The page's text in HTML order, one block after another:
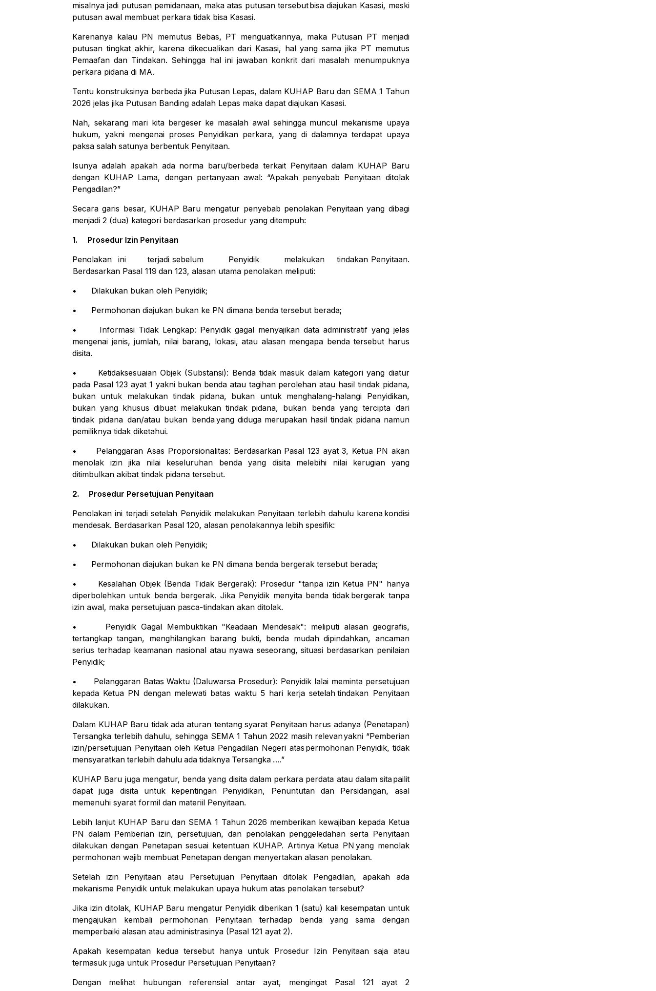
misalnya jadi putusan pemidanaan, maka atas putusan tersebutbisa diajukan Kasasi, meski
putusan awal membuat perkara tidak bisa Kasasi.
Karenanya kalau PN memutus Bebas, PT menguatkannya, maka Putusan PT menjadi
putusan tingkat akhir, karena dikecualikan dari Kasasi, hal yang sama jika PT memutus
Pemaafan dan Tindakan. Sehingga hal ini jawaban konkrit dari masalah menumpuknya
perkara pidana di MA.
Tentu konstruksinya berbeda jika Putusan Lepas, dalam KUHAP Baru dan SEMA 1 Tahun
2026 jelas jika Putusan Banding adalah Lepas maka dapat diajukan Kasasi.
Nah, sekarang mari kita bergeser ke masalah awal sehingga muncul mekanisme upaya
hukum, yakni mengenai proses Penyidikan perkara, yang di dalamnya terdapat upaya
paksa salah satunya berbentuk Penyitaan.
Isunya adalah apakah ada norma baru/berbeda terkait Penyitaan dalam KUHAP Baru
dengan KUHAP Lama, dengan pertanyaan awal: “Apakah penyebab Penyitaan ditolak
Pengadilan?”
Secara garis besar, KUHAP Baru mengatur penyebab penolakan Penyitaan yang dibagi
menjadi 2 (dua) kategori berdasarkan prosedur yang ditempuh:
1.
Prosedur Izin Penyitaan
Penolakan ini terjadi sebelum Penyidik melakukan tindakan Penyitaan.
Berdasarkan Pasal 119 dan 123, alasan utama penolakan meliputi:
•
Dilakukan bukan oleh Penyidik;
•
Permohonan diajukan bukan ke PN dimana benda tersebut berada;
•
Informasi Tidak Lengkap: Penyidik gagal menyajikan data administratif yang jelas
mengenai jenis, jumlah, nilai barang, lokasi, atau alasan mengapa benda tersebut harus
disita.
•
Ketidaksesuaian Objek (Substansi): Benda tidak masuk dalam kategori yang diatur
pada Pasal 123 ayat 1 yakni bukan benda atau tagihan perolehan atau hasil tindak pidana,
bukan untuk melakukan tindak pidana, bukan untuk menghalang-halangi
Penyidikan,
bukan yang khusus dibuat melakukan tindak pidana, bukan benda yang tercipta dari
tindak pidana dan/atau bukan bendayang diduga merupakan hasil tindak pidana namun
pemiliknya tidak diketahui.
•
Pelanggaran Asas Proporsionalitas: Berdasarkan Pasal 123 ayat 3, Ketua PN akan
menolak
izin jika nilai keseluruhan benda yang disita melebihi nilai kerugian
yang
ditimbulkan akibat tindak pidana tersebut.
2.
Prosedur Persetujuan Penyitaan
Penolakan ini terjadi setelah Penyidik melakukan Penyitaan terlebih dahulu karena kondisi
mendesak. Berdasarkan Pasal 120, alasan penolakannya lebih spesifik:
•
Dilakukan bukan oleh Penyidik;
•
Permohonan diajukan bukan ke PN dimana benda bergerak tersebut berada;
•
Kesalahan Objek (Benda Tidak Bergerak): Prosedur "tanpa izin Ketua PN" hanya
diperbolehkan untuk benda bergerak. Jika Penyidik menyita benda tidak bergerak tanpa
izin awal, maka persetujuan pasca-tindakan akan ditolak.
•
Penyidik Gagal Membuktikan "Keadaan Mendesak": meliputi alasan geografis,
tertangkap tangan, menghilangkan barang bukti, benda mudah dipindahkan, ancaman
serius terhadap keamanan nasional atau nyawa seseorang, situasi berdasarkan penilaian
Penyidik;
•
Pelanggaran Batas Waktu (Daluwarsa Prosedur): Penyidik lalai meminta persetujuan
kepada Ketua PN dengan melewati batas waktu 5 hari kerja setelah tindakan Penyitaan
dilakukan.
Dalam KUHAP Baru tidak ada aturan tentang syarat Penyitaan harus adanya (Penetapan)
Tersangka terlebih dahulu, sehingga SEMA 1 Tahun 2022 masih relevanyakni “Pemberian
izin/persetujuan Penyitaan oleh Ketua Pengadilan Negeri atas permohonan Penyidik, tidak
mensyaratkan terlebih dahulu ada tidaknya Tersangka ….”
KUHAP Baru juga mengatur, benda yang disita dalam perkara perdata atau dalam sitapailit
dapat juga disita untuk kepentingan Penyidikan, Penuntutan dan Persidangan,
asal
memenuhi syarat formil dan materiil Penyitaan.
Lebih lanjut KUHAP Baru dan SEMA 1 Tahun 2026 memberikan kewajiban kepada Ketua
PN dalam Pemberian izin, persetujuan, dan penolakan penggeledahan serta Penyitaan
dilakukan dengan Penetapan sesuai ketentuan KUHAP. Artinya Ketua PN yang menolak
permohonan wajib membuat Penetapan dengan menyertakan alasan penolakan.
Setelah izin Penyitaan atau Persetujuan Penyitaan ditolak Pengadilan, apakah ada
mekanisme Penyidik untuk melakukan upaya hukum atas penolakan tersebut?
Jika izin ditolak, KUHAP Baru mengatur Penyidik diberikan 1 (satu) kali kesempatan untuk
mengajukan
kembali permohonan Penyitaan terhadap benda yang sama
dengan
memperbaiki alasan atau administrasinya (Pasal 121 ayat 2).
Apakah kesempatan kedua tersebut hanya untuk Prosedur Izin Penyitaan saja atau
termasuk juga untuk Prosedur Persetujuan Penyitaan?
Dengan
melihat
hubungan referensial antar ayat, mengingat Pasal 121 ayat 2